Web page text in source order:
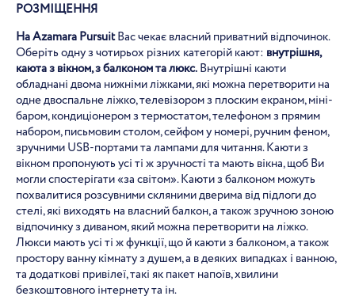
РОЗМІЩЕННЯ
НаAzamaraPursuitВас чекає власний приватний відпочинок.
Оберіть одну з чотирьох різних категорій кают: внутрішня,
каюта з вікном, з балконом та люкс.Внутрішні каюти
обладнані двома нижніми ліжками, які можна перетворити на
одне двоспальне ліжко, телевізором з плоским екраном, міні-
баром, кондиціонером з термостатом, телефоном з прямим
набором, письмовим столом, сейфом у номері, ручним феном,
зручними USB-портами та лампами для читання. Каюти з
вікном пропонують усі ті ж зручності та мають вікна, щоб Ви
могли спостерігати «за світом». Каюти з балконом можуть
похвалитися розсувними скляними дверима від підлоги до
стелі, які виходять на власний балкон, а також зручною зоною
відпочинку з диваном, який можна перетворити на ліжко.
Люкси мають усі ті ж функції, що й каюти з балконом, а також
простору ванну кімнату з душем, а в деяких випадках і ванною,
та додаткові привілеї, такі як пакет напоїв, хвилини
безкоштовного інтернету та ін.